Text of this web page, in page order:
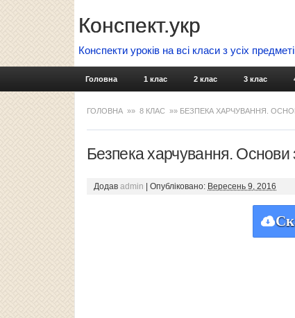
Конспект.укр
Конспекти уроків на всі класи з усіх
Головна 1 клас 2 клас 3 клас
ГОЛОВНА »» 8 КЛАС »» БЕЗПЕКА ХАРЧУВАННЯ.
Безпека харчування. Основи
Додав admin Опубліковано: Вересень 9, 2016